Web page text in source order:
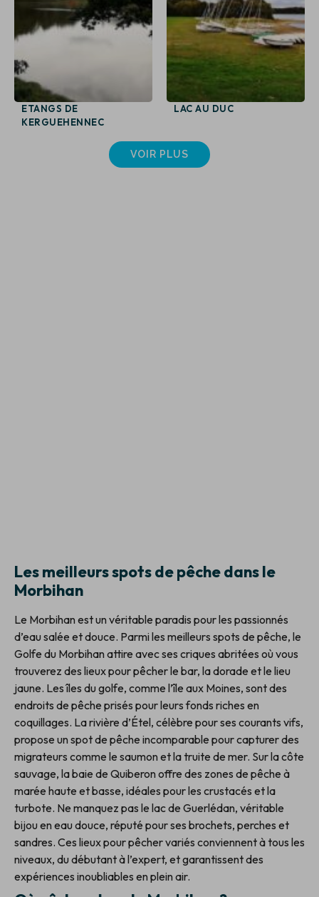
ETANGS DE
KERGUEHENNEC
LAC AU DUC
VOIR PLUS
Les meilleurs spots de pêche dans le
Morbihan
Le Morbihan est un véritable paradis pour les passionnés
d’eau salée et douce. Parmi les meilleurs spots de pêche, le
Golfe du Morbihan attire avec ses criques abritées où vous
trouverez des lieux pour pêcher le bar, la dorade et le lieu
jaune. Les îles du golfe, comme l’île aux Moines, sont des
endroits de pêche prisés pour leurs fonds riches en
coquillages. La rivière d’Étel, célèbre pour ses courants vifs,
propose un spot de pêche incomparable pour capturer des
migrateurs comme le saumon et la truite de mer. Sur la côte
sauvage, la baie de Quiberon offre des zones de pêche à
marée haute et basse, idéales pour les crustacés et la
turbote. Ne manquez pas le lac de Guerlédan, véritable
bijou en eau douce, réputé pour ses brochets, perches et
sandres. Ces lieux pour pêcher variés conviennent à tous les
niveaux, du débutant à l’expert, et garantissent des
expériences inoubliables en plein air.